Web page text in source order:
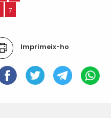
7
Imprimeix-ho